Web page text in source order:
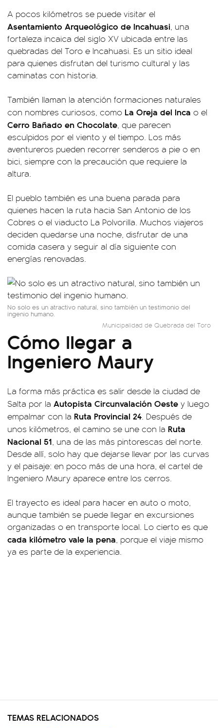
A pocos kilómetros se puede visitar el
Asentamiento Arqueológico de Incahuasi, una
fortaleza incaica del siglo XV ubicada entre las
quebradas del Toro e Incahuasi. Es un sitio ideal
para quienes disfrutan del turismo cultural y las
caminatas con historia.
También llaman la atención formaciones naturales
con nombres curiosos, como La Oreja del Inca o el
Cerro Bañado en Chocolate, que parecen
esculpidos por el viento y el tiempo. Los más
aventureros pueden recorrer senderos a pie o en
bici, siempre con la precaución que requiere la
altura.
El pueblo también es una buena parada para
quienes hacen la ruta hacia San Antonio de los
Cobres o el viaducto La Polvorilla. Muchos viajeros
deciden quedarse una noche, disfrutar de una
comida casera y seguir al día siguiente con
energías renovadas.
No solo es un atractivo natural, sino también un testimonio del
ingenio humano.
Municipalidad de Quebrada del Toro
Cómo llegar a
Ingeniero Maury
La forma más práctica es salir desde la ciudad de
Salta por la Autopista Circunvalación Oeste y luego
empalmar con la Ruta Provincial 24. Después de
unos kilómetros, el camino se une con la Ruta
Nacional 51, una de las más pintorescas del norte.
Desde allí, solo hay que dejarse llevar por las curvas
y el paisaje: en poco más de una hora, el cartel de
Ingeniero Maury aparece entre los cerros.
El trayecto es ideal para hacer en auto o moto,
aunque también se puede llegar en excursiones
organizadas o en transporte local. Lo cierto es que
cada kilómetro vale la pena, porque el viaje mismo
ya es parte de la experiencia.
TEMAS RELACIONADOS